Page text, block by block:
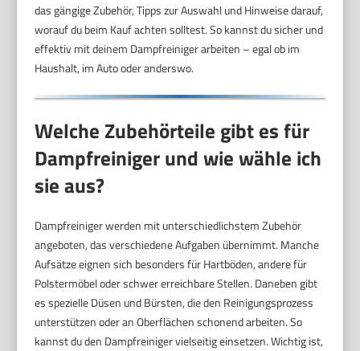
das gängige Zubehör, Tipps zur Auswahl und Hinweise darauf,
worauf du beim Kauf achten solltest. So kannst du sicher und
effektiv mit deinem Dampfreiniger arbeiten – egal ob im
Haushalt, im Auto oder anderswo.
Welche Zubehörteile gibt es für
Dampfreiniger und wie wähle ich
sie aus?
Dampfreiniger werden mit unterschiedlichstem Zubehör
angeboten, das verschiedene Aufgaben übernimmt. Manche
Aufsätze eignen sich besonders für Hartböden, andere für
Polstermöbel oder schwer erreichbare Stellen. Daneben gibt
es spezielle Düsen und Bürsten, die den Reinigungsprozess
unterstützen oder an Oberflächen schonend arbeiten. So
kannst du den Dampfreiniger vielseitig einsetzen. Wichtig ist,